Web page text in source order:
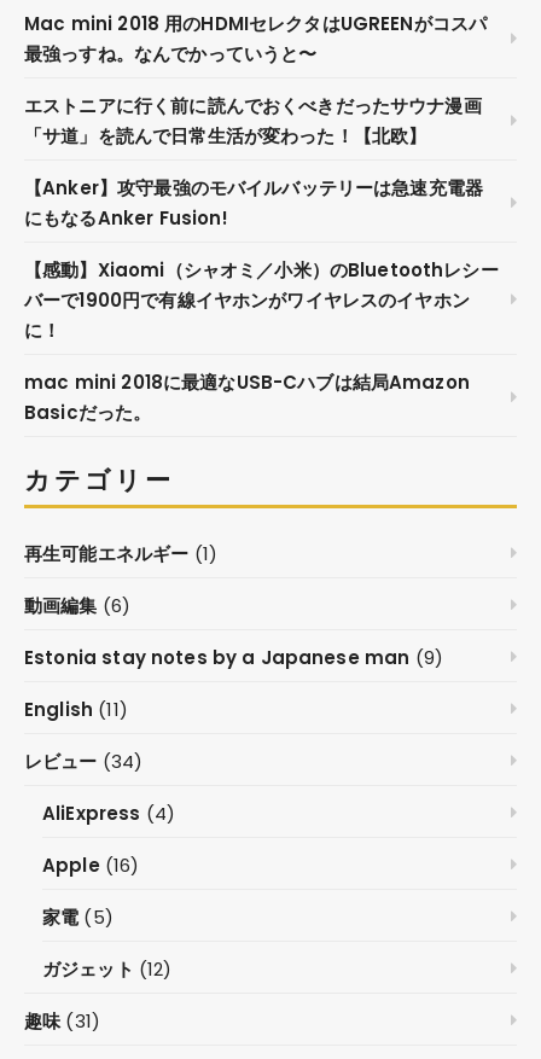
Mac mini 2018 用のHDMIセレクタはUGREENがコスパ
最強っすね。なんでかっていうと〜
エストニアに行く前に読んでおくべきだったサウナ漫画
「サ道」を読んで日常生活が変わった！【北欧】
【Anker】攻守最強のモバイルバッテリーは急速充電器
にもなるAnker Fusion!
【感動】Xiaomi（シャオミ／小米）のBluetoothレシー
バーで1900円で有線イヤホンがワイヤレスのイヤホン
に！
mac mini 2018に最適なUSB-Cハブは結局Amazon
Basicだった。
カテゴリー
再生可能エネルギー (1)
動画編集 (6)
Estonia stay notes by a Japanese man (9)
English (11)
レビュー (34)
AliExpress (4)
Apple(16)
家電(5)
ガジェット (12)
趣味(31)